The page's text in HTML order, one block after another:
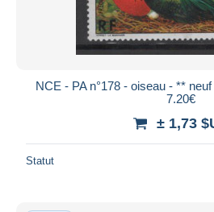
NCE - PA n°178 - oiseau - **
7.20€
± 1,73
Statut